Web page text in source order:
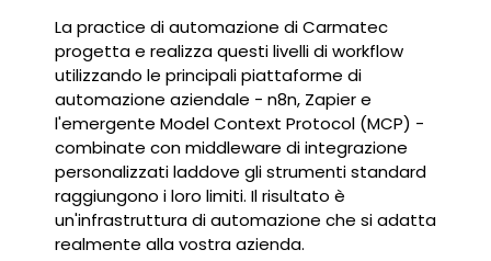
La practice di automazione di Carmatec
progetta e realizza questi livelli di workflow
utilizzando le principali piattaforme di
automazione aziendale - n8n, Zapier e
l'emergente Model Context Protocol (MCP) -
combinate con middleware di integrazione
personalizzati laddove gli strumenti standard
raggiungono i loro limiti. Il risultato è
un'infrastruttura di automazione che si adatta
realmente alla vostra azienda.